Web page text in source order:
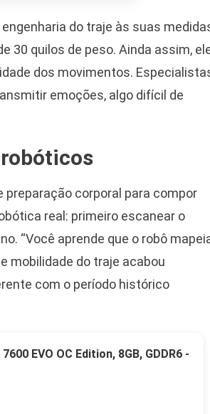
do traje às suas
30 quilos de peso. Ainda assim,
dos movimentos.
emoções, algo difícil de
preparação corporal para compor
real: primeiro escanear o
“Você aprende que o robô
mobilidade do traje acabou
com o período histórico
EVO OC Edition, 8GB, GDDR6 -